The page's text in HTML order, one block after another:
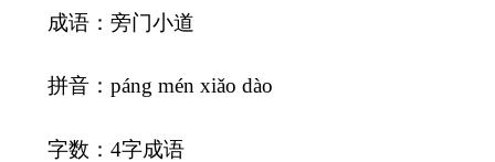
成语：旁门小道
拼音：páng mén xiǎo dào
字数：4字成语